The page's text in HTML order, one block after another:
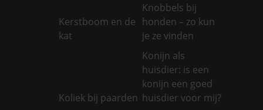
Kerstboom en de
kat
Knobbels bij
honden – zo kun
je ze vinden
Koliek bij paarden
Konijn als
huisdier: is een
konijn een goed
huisdier voor mij?